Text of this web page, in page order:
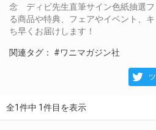
念 ディビ先生直筆サイン色紙抽選フ
る商品や特典、フェアやイベント、
ち早くお届けします！
関連タグ： #ワニマガジン社
全1件中 1件目を表示